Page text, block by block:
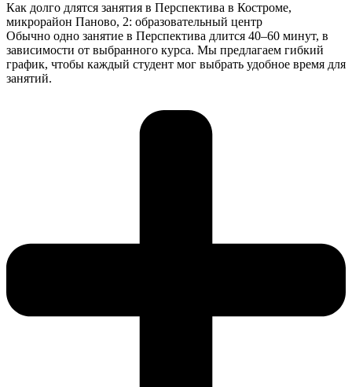
Как долго длятся занятия в Перспектива в Костроме,
микрорайон Паново, 2: образовательный центр
Обычно одно занятие в Перспектива длится 40–60 минут, в
зависимости от выбранного курса. Мы предлагаем гибкий
график, чтобы каждый студент мог выбрать удобное время для
занятий.